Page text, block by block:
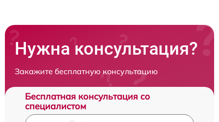
Нужна консультация?
Закажите бесплатную консультацию
Бесплатная консультация со
специалистом